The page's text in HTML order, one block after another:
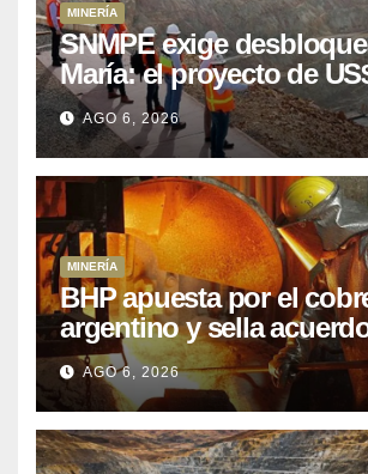
MINERÍA
SNMPE exige
María: el proyecto de
que Perú lleva 15 años
posponiendo
AGO 6, 2026
MINERÍA
BHP apuesta por el
argentino y sella
Kobrea para siete
AGO 6, 2026